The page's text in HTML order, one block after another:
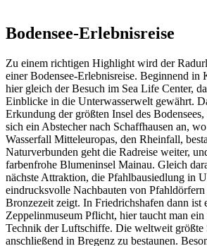
Bodensee-Erlebnisreise
Zu einem richtigen Highlight wird der
einer Bodensee-Erlebnisreise. Beginnend in
hier gleich der Besuch im Sea Life Center,
Einblicke in die Unterwasserwelt gewährt.
Erkundung der größten Insel des
sich ein Abstecher nach Schaffhausen an,
Wasserfall Mitteleuropas, den Rheinfall,
Naturverbunden geht die Radreise weiter,
farbenfrohe Blumeninsel Mainau. Gleich
nächste Attraktion, die Pfahlbausiedlung in
eindrucksvolle Nachbauten von Pfahldörfern
Bronzezeit zeigt. In Friedrichshafen dann ist
Zeppelinmuseum Pflicht, hier taucht man
Technik der Luftschiffe. Die weltweit größte
anschließend in Bregenz zu bestaunen.